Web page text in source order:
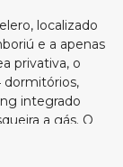
localizado
e a apenas
privativa, o
dormitórios,
integrado
a gás. O
central, pré-